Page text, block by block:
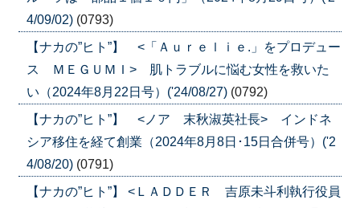
4/09/02) (0793)
【ナカの”ヒト”】 <「Ａｕｒｅｌｉｅ.」をプロデュー
ス ＭＥＧＵＭＩ> 肌トラブルに悩む女性を救いた
い（2024年8月22日号）('24/08/27) (0792)
【ナカの”ヒト”】 <ノア 末秋淑英社長> インドネ
シア移住を経て創業（2024年8月8日･15日合併号）('2
4/08/20) (0791)
【ナカの”ヒト”】 <ＬＡＤＤＥＲ 吉原未斗利執行役員